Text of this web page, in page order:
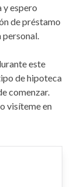
y espero
de préstamo
personal.
este
de hipoteca
comenzar.
visíteme en